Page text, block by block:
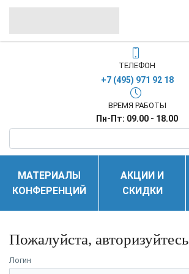
ТЕЛЕФОН
+7 (495) 971 92 18
ВРЕМЯ РАБОТЫ
Пн-Пт: 09.00 - 18.00
МАТЕРИАЛЫ
КОНФЕРЕНЦИЙ
АКЦИИ И
СКИДКИ
Пожалуйста, авторизуйтесь
Логин